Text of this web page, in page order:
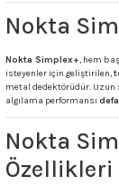
Nokta
Nokta Simplex+, hem
isteyenler için geliştirilen,
metal dedektörüdür. Uzun
algılama performansı
Nokta
Özellikleri